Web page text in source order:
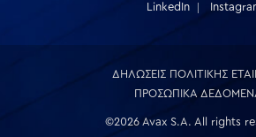
LinkedIn
ΔΗΛΩΣΕΙΣ ΠΟΛΙΤΙΚΗΣ
ΠΡΟΣΩΠΙΚΑ
©2026 Avax S.A. All rights